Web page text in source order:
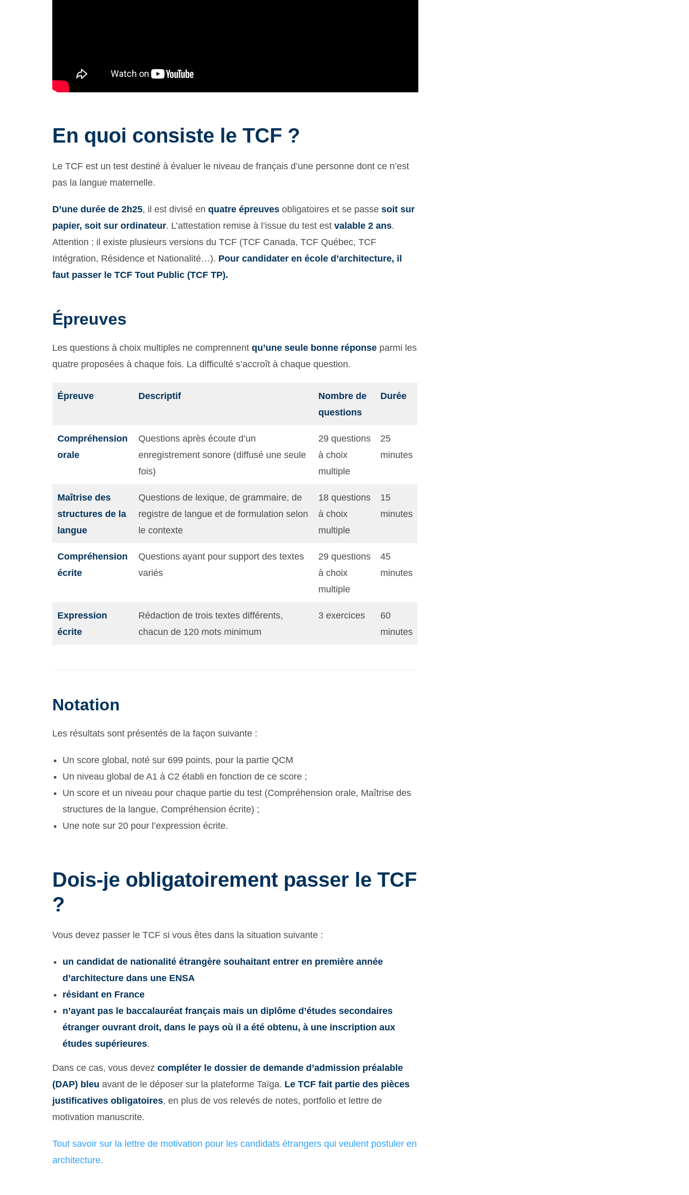
En quoi consiste le TCF ?
Le TCF est un test destiné à évaluer le niveau de français d’une personne dont ce n’est
pas la langue maternelle.
D’une durée de 2h25, il est divisé en quatre épreuves obligatoires et se passe soit sur
papier, soit sur ordinateur. L’attestation remise à l’issue du test est valable 2 ans.
Attention : il existe plusieurs versions du TCF (TCF Canada, TCF Québec, TCF
Intégration, Résidence et Nationalité…). Pour candidater en école d’architecture, il
faut passer le TCF Tout Public (TCF TP).
Épreuves
Les questions à choix multiples ne comprennent qu’une seule bonne réponse parmi les
quatre proposées à chaque fois. La difficulté s’accroît à chaque question.
Épreuve Descriptif
Nombre de
questions
Durée
Compréhension
orale
Questions après écoute d’un
enregistrement sonore (diffusé une seule
fois)
29 questions
à choix
multiple
25
minutes
Maîtrise des
structures de la
langue
Questions de lexique, de grammaire, de
registre de langue et de formulation selon
le contexte
18 questions
à choix
multiple
15
minutes
Compréhension
écrite
Questions ayant pour support des textes
variés
29 questions
à choix
multiple
45
minutes
Expression
écrite
Rédaction de trois textes différents,
chacun de 120 mots minimum
3 exercices
60
minutes
Notation
Les résultats sont présentés de la façon suivante :
Un score global, noté sur 699 points, pour la partie QCM
Un niveau global de A1 à C2 établi en fonction de ce score ;
Un score et un niveau pour chaque partie du test (Compréhension orale, Maîtrise des
structures de la langue, Compréhension écrite) ;
Une note sur 20 pour l’expression écrite.
Dois-je obligatoirement passer le TCF
?
Vous devez passer le TCF si vous êtes dans la situation suivante :
un candidat de nationalité étrangère souhaitant entrer en première année
d’architecture dans une ENSA
résidant en France
n’ayant pas le baccalauréat français mais un diplôme d’études secondaires
étranger ouvrant droit, dans le pays où il a été obtenu, à une inscription aux
études supérieures.
Dans ce cas, vous devez compléter le dossier de demande d’admission préalable
(DAP) bleu avant de le déposer sur la plateforme Taïga. Le TCF fait partie des pièces
justificatives obligatoires, en plus de vos relevés de notes, portfolio et lettre de
motivation manuscrite.
Tout savoir sur la lettre de motivation pour les candidats étrangers qui veulent postuler en
architecture.